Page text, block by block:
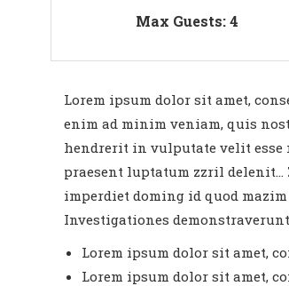
Max Guests: 4
Lorem ipsum dolor sit amet,
enim ad minim veniam, quis
hendrerit in vulputate velit esse
praesent luptatum zzril
imperdiet doming id quod
Investigationes
Lorem ipsum dolor sit amet,
Lorem ipsum dolor sit amet,